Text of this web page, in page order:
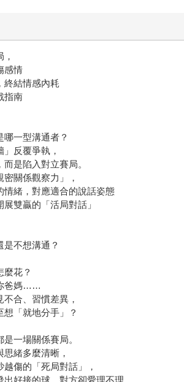
感情
終結情感內耗
指南
一型溝通者？
反覆爭執，
是陷入對立賽局。
關係觀察力」，
情緒，對應適合的說話姿態
雙贏的「活局對話」
是不想溝通？
麼花？
爸媽……
合、習慣差異，
「就地分手」？
一場關係賽局。
緒多麼清晰，
傷的「死局對話」，
好接的球，對方卻愛理不理。